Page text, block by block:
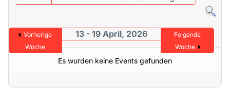
Vorherige
Woche
13 - 19 April, 2026
Folgende
Woche
Es wurden keine Events gefunden